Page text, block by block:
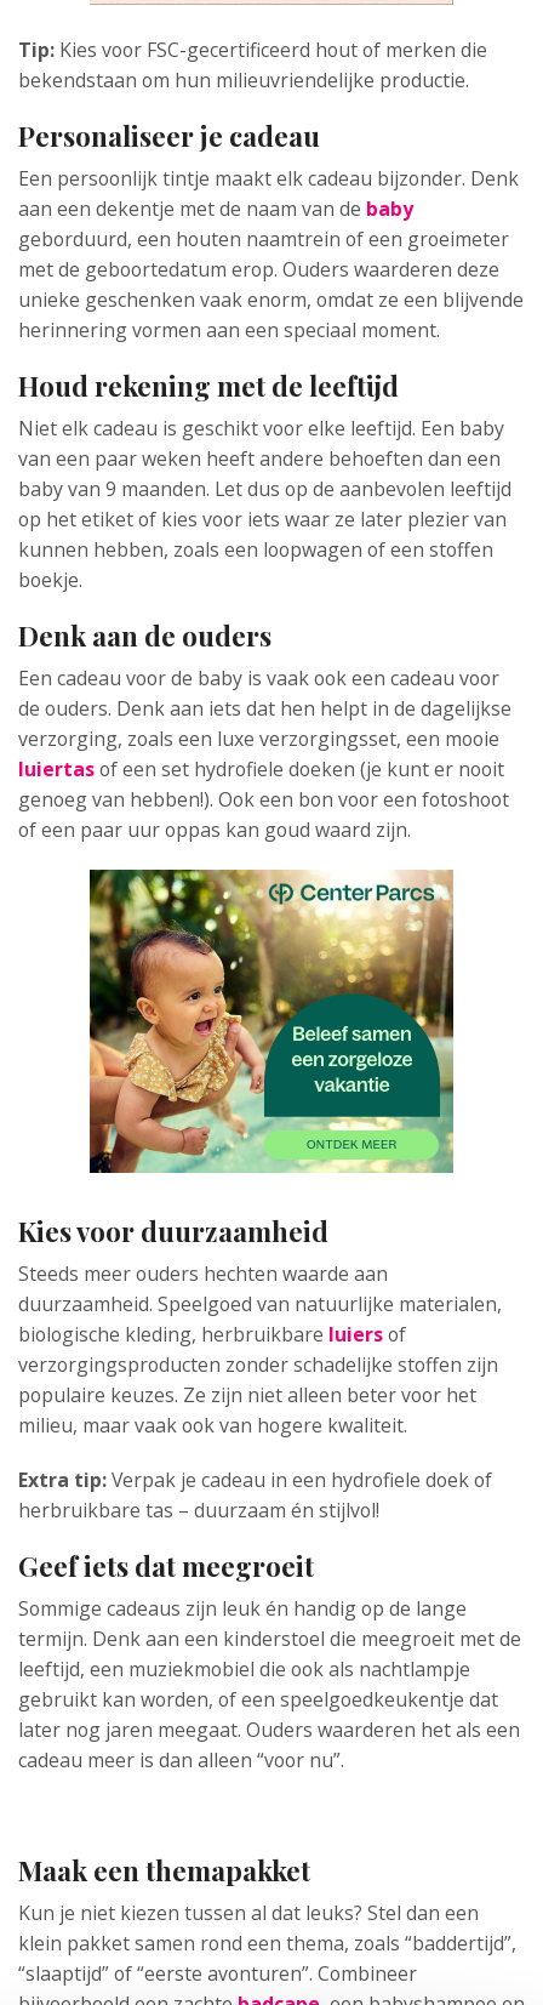
Tip: Kies voor FSC-gecertificeerd hout of merken die
bekendstaan om hun milieuvriendelijke productie.
Personaliseer je cadeau
Een persoonlijk tintje maakt elk cadeau bijzonder. Denk
aan een dekentje met de naam van de baby
geborduurd, een houten naamtrein of een groeimeter
met de geboortedatum erop. Ouders waarderen deze
unieke geschenken vaak enorm, omdat ze een blijvende
herinnering vormen aan een speciaal moment.
Houd rekening met de leeftijd
Niet elk cadeau is geschikt voor elke leeftijd. Een baby
van een paar weken heeft andere behoeften dan een
baby van 9 maanden. Let dus op de aanbevolen leeftijd
op het etiket of kies voor iets waar ze later plezier van
kunnen hebben, zoals een loopwagen of een stoffen
boekje.
Denk aan de ouders
Een cadeau voor de baby is vaak ook een cadeau voor
de ouders. Denk aan iets dat hen helpt in de dagelijkse
verzorging, zoals een luxe verzorgingsset, een mooie
luiertasof een set hydrofiele doeken (je kunt er nooit
genoeg van hebben!). Ook een bon voor een fotoshoot
of een paar uur oppas kan goud waard zijn.
Kies voor duurzaamheid
Steeds meer ouders hechten waarde aan
duurzaamheid. Speelgoed van natuurlijke materialen,
biologische kleding, herbruikbare luiersof
verzorgingsproducten zonder schadelijke stoffen zijn
populaire keuzes. Ze zijn niet alleen beter voor het
milieu, maar vaak ook van hogere kwaliteit.
Extra tip:Verpak je cadeau in een hydrofiele doek of
herbruikbare tas – duurzaam én stijlvol!
Geef iets dat meegroeit
Sommige cadeaus zijn leuk én handig op de lange
termijn. Denk aan een kinderstoel die meegroeit met de
leeftijd, een muziekmobiel die ook als nachtlampje
gebruikt kan worden, of een speelgoedkeukentje dat
later nog jaren meegaat. Ouders waarderen het als een
cadeau meer is dan alleen “voor nu”.
Maak een themapakket
Kun je niet kiezen tussen al dat leuks? Stel dan een
klein pakket samen rond een thema, zoals “baddertijd”,
“slaaptijd” of “eerste avonturen”. Combineer